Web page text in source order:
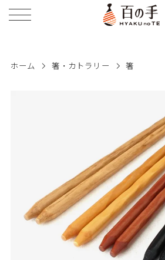
ホーム 箸・カトラリー 箸